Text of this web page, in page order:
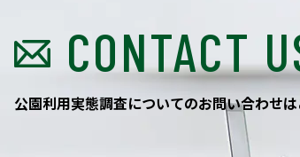
CONTACT
公園利用実態調査についてのお問い合わせ